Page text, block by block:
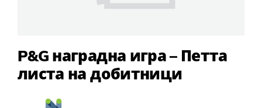
P&G наградна игра – Петта
листа на добитници